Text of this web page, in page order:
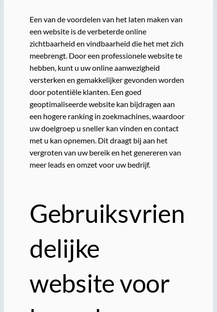
Een van de voordelen van het laten maken van
een website is de verbeterde online
zichtbaarheid en vindbaarheid die het met zich
meebrengt. Door een professionele website te
hebben, kunt u uw online aanwezigheid
versterken en gemakkelijker gevonden worden
door potentiële klanten. Een goed
geoptimaliseerde website kan bijdragen aan
een hogere ranking in zoekmachines, waardoor
uw doelgroep u sneller kan vinden en contact
met u kan opnemen. Dit draagt bij aan het
vergroten van uw bereik en het genereren van
meer leads en omzet voor uw bedrijf.
Gebruiksvrien
delijke
website voor